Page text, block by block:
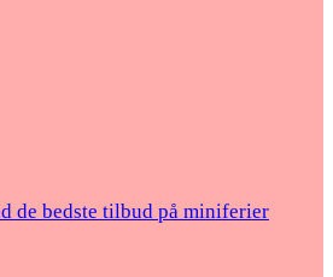
de bedste tilbud på miniferier